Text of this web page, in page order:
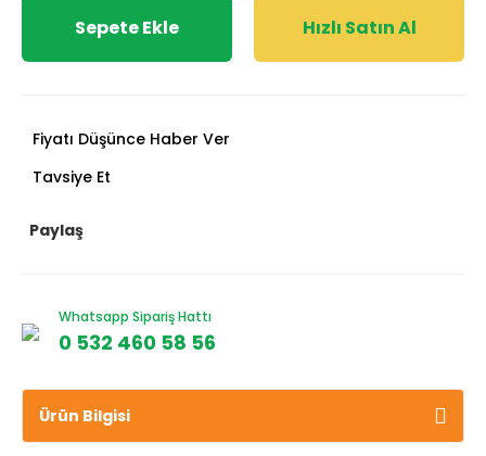
Sepete Ekle Hızlı Satın Al
Fiyatı Düşünce Haber Ver
Tavsiye Et
Paylaş
Whatsapp Sipariş Hattı
0 532 460 58 56
Ürün Bilgisi